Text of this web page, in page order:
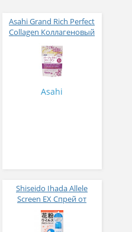
Asahi Grand Rich Perfect
Collagen Коллагеновый
плацентой и
изофлавонами сои 228
гр
Asahi
Shiseido Ihada Allele
Screen EX Спрей от
вирусов и аллергий 50
гр